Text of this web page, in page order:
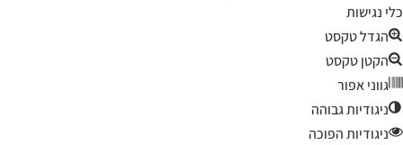
כלי נגישות
הגדל טקסט
הקטן טקסט
גווני אפור
ניגודיות גבוהה
ניגודיות הפוכה